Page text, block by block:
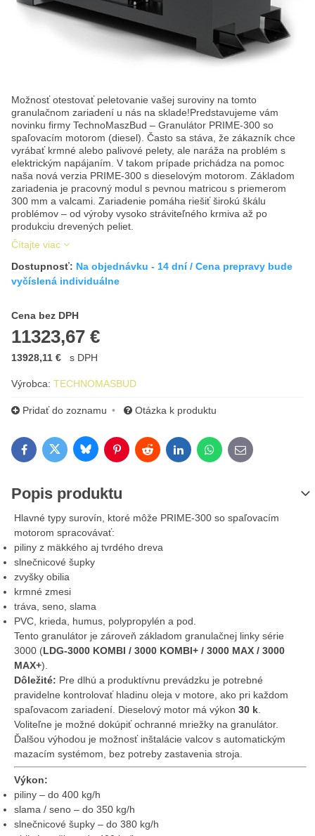
Možnosť otestovať peletovanie vašej suroviny na tomto
granulačnom zariadení u nás na sklade!Predstavujeme vám
novinku firmy TechnoMaszBud – Granulátor PRIME-300 so
spaľovacím motorom (diesel). Často sa stáva, že zákazník chce
vyrábať krmné alebo palivové pelety, ale naráža na problém s
elektrickým napájaním. V takom prípade prichádza na pomoc
naša nová verzia PRIME-300 s dieselovým motorom. Základom
zariadenia je pracovný modul s pevnou matricou s priemerom
300 mm a valcami. Zariadenie pomáha riešiť širokú škálu
problémov – od výroby vysoko stráviteľného krmiva až po
produkciu drevených peliet.
Čítajte viac
Dostupnosť: Na objednávku - 14 dní / Cena prepravy bude
vyčíslená individuálne
Cena bez DPH
11323,67 €
Cena s DPH
13928,11 € s DPH
Výrobca: TECHNOMASBUD
Pridať do zoznamu Otázka k produktu
FacebookTwitterBlueskyPinterestRedditLinkedInWhatsApp
E-mail
Popis produktu
Hlavné typy surovín, ktoré môže PRIME-300 so spaľovacím
motorom spracovávať:
piliny z mäkkého aj tvrdého dreva
slnečnicové šupky
zvyšky obilia
krmné zmesi
tráva, seno, slama
PVC, krieda, humus, polypropylén a pod.
Tento granulátor je zároveň základom granulačnej linky série
3000 (LDG-3000 KOMBI / 3000 KOMBI+ / 3000 MAX / 3000
MAX+).
Dôležité: Pre dlhú a produktívnu prevádzku je potrebné
pravidelne kontrolovať hladinu oleja v motore, ako pri každom
spaľovacom zariadení. Dieselový motor má výkon 30 k
Voliteľne je možné dokúpiť ochranné mriežky na granulátor.
Ďalšou výhodou je možnosť inštalácie valcov s automatickým
mazacím systémom, bez potreby zastavenia stroja.
Výkon:
piliny – do 400 kg/h
slama / seno – do 350 kg/h
slnečnicové šupky – do 380 kg/h